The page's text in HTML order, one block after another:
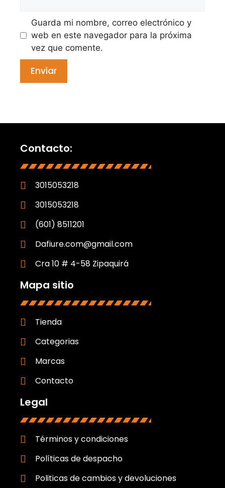
Guarda mi nombre, correo electrónico y
web en este navegador para la próxima
vez que comente.
Contacto:
3015053218
3015053218
(601) 8511201
Dafiure.com@gmail.com
Cra 10 # 4-58 Zipaquirá
Mapa sitio
Tienda
Categorias
Marcas
Contacto
Legal
Términos y condiciones
Políticas de despacho
Politicas de cambios y devoluciones